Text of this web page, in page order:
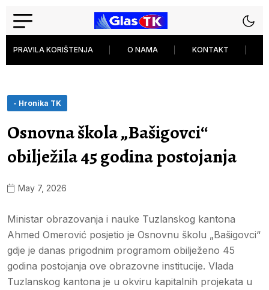
PRAVILA KORIŠTENJA O NAMA KONTAKT
- Hronika TK
Osnovna škola „Bašigovci“
obilježila 45 godina postojanja
May 7, 2026
Ministar obrazovanja i nauke Tuzlanskog kantona
Ahmed Omerović posjetio je Osnovnu školu „Bašigovci“
gdje je danas prigodnim programom obilježeno 45
godina postojanja ove obrazovne institucije. Vlada
Tuzlanskog kantona je u okviru kapitalnih projekata u